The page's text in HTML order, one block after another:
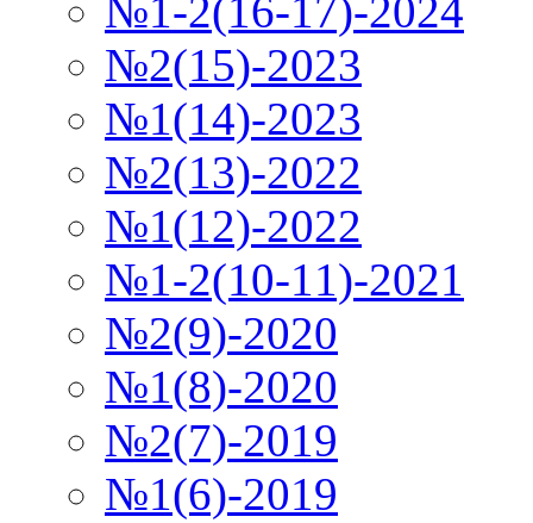
№1-2(16-17)-2024
№2(15)-2023
№1(14)-2023
№2(13)-2022
№1(12)-2022
№1-2(10-11)-2021
№2(9)-2020
№1(8)-2020
№2(7)-2019
№1(6)-2019